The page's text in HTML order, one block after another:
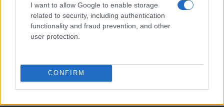
I want to allow Google to enable storage
related to security, including authentication
functionality and fraud prevention, and other
user protection.
CONFIRM
Giochi
Consolle
I Game
MAGAZINE